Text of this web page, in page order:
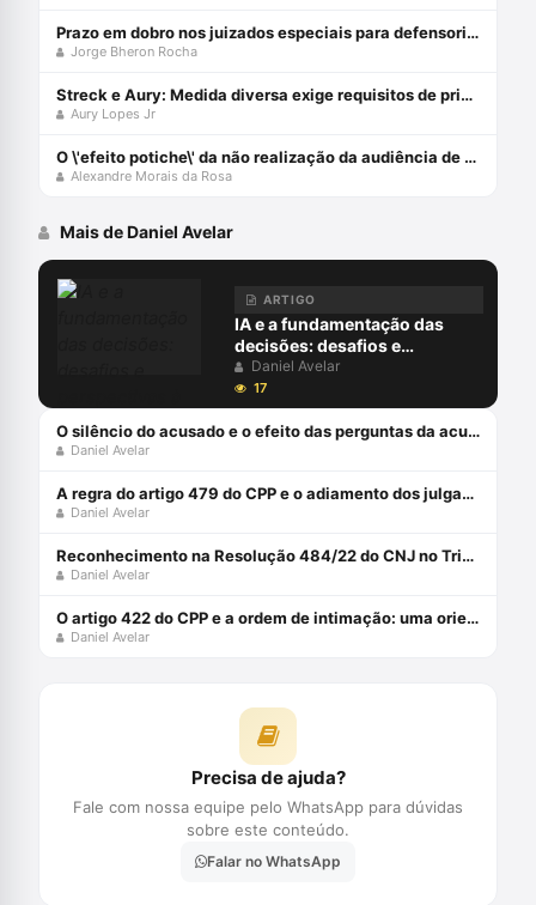
Prazo em dobro nos juizados especiais para defensorias públicas
Jorge Bheron Rocha
Streck e Aury: Medida diversa exige requisitos de prisão!
Aury Lopes Jr
O \'efeito potiche\' da não realização da audiência de custódia
Alexandre Morais da Rosa
Mais de Daniel Avelar
ARTIGO
IA e a fundamentação das
decisões: desafios e
perspectivas à luz da
atualização da Resolução CNJ
332/20
Daniel Avelar
17
O silêncio do acusado e o efeito das perguntas da acusação em plenário
Daniel Avelar
A regra do artigo 479 do CPP e o adiamento dos julgamentos
Daniel Avelar
Reconhecimento na Resolução 484/22 do CNJ no Tribunal do Júri
Daniel Avelar
O artigo 422 do CPP e a ordem de intimação: uma orientação constitucional
Daniel Avelar
Precisa de ajuda?
Fale com nossa equipe pelo WhatsApp para dúvidas
sobre este conteúdo.
Falar no WhatsApp